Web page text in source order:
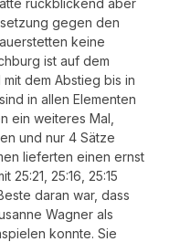
gegen den
keine
ist auf dem
dem Abstieg bis in
in allen Elementen
ein weiteres Mal,
und nur 4 Sätze
lieferten einen ernst
25:21, 25:16, 25:15
daran war, dass
Wagner als
konnte. Sie